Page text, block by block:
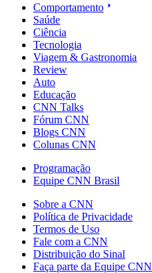
Comportamento
Saúde
Ciência
Tecnologia
Viagem & Gastronomia
Review
Auto
Educação
CNN Talks
Fórum CNN
Blogs CNN
Colunas CNN
Programação
Equipe CNN Brasil
Sobre a CNN
Política de Privacidade
Termos de Uso
Fale com a CNN
Distribuição do Sinal
Faça parte da Equipe CNN